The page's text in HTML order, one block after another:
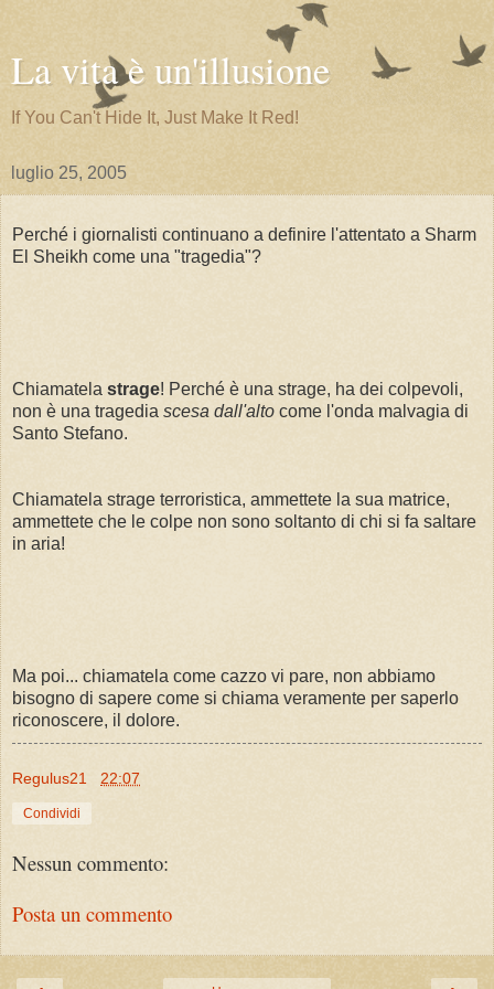
La vita è un'illusione
If You Can't Hide It, Just Make It Red!
luglio 25, 2005
Perché i giornalisti continuano a definire l'attentato a Sharm
El Sheikh come una "tragedia"?
Chiamatela strage! Perché è una strage, ha dei colpevoli,
non è una tragedia scesa dall'alto come l'onda malvagia di
Santo Stefano.
Chiamatela strage terroristica, ammettete la sua matrice,
ammettete che le colpe non sono soltanto di chi si fa saltare
in aria!
Ma poi... chiamatela come cazzo vi pare, non abbiamo
bisogno di sapere come si chiama veramente per saperlo
riconoscere, il dolore.
Regulus21 22:07
Condividi
Nessun commento:
Posta un commento